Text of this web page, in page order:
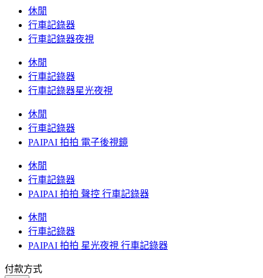
休閒
行車記錄器
行車記錄器夜視
休閒
行車記錄器
行車記錄器星光夜視
休閒
行車記錄器
PAIPAI 拍拍 電子後視鏡
休閒
行車記錄器
PAIPAI 拍拍 聲控 行車記錄器
休閒
行車記錄器
PAIPAI 拍拍 星光夜視 行車記錄器
付款方式